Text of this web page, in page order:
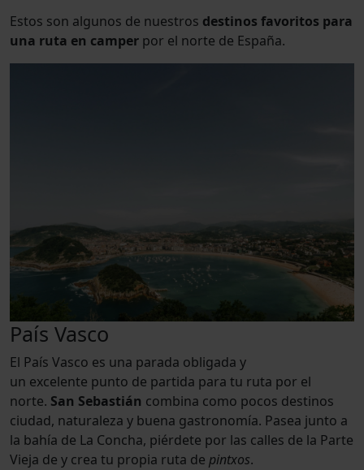
Estos son algunos de nuestros destinos favoritos para
una ruta en camper por el norte de España.
País Vasco
El País Vasco es una parada obligada y
un excelente punto de partida para tu ruta por el
norte. San Sebastián combina como pocos destinos
ciudad, naturaleza y buena gastronomía. Pasea junto a
la bahía de La Concha, piérdete por las calles de la Parte
Vieja de y crea tu propia ruta de pintxos.